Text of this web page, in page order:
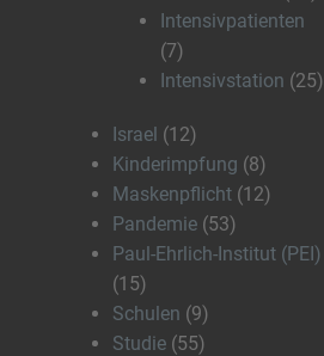
Intensivpatienten
(7)
Intensivstation (25)
Israel (12)
Kinderimpfung (8)
Maskenpflicht (12)
Pandemie (53)
Paul-Ehrlich-Institut (PEI)
(15)
Schulen (9)
Studie (55)